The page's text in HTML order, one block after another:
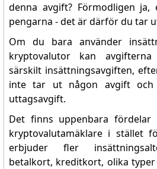
denna avgift? Förmodligen
pengarna - det är därför du tar
Om du bara använder
kryptovalutor kan
särskilt insättningsavgiften,
inte tar ut någon avgift
uttagsavgift.
Det finns uppenbara
kryptovalutamäklare i stället
erbjuder fler
betalkort, kreditkort, olika